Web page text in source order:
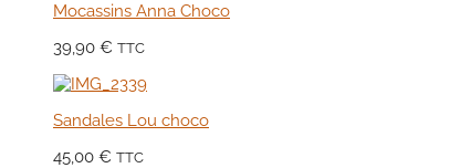
Mocassins Anna Choco
39,90 € TTC
Sandales Lou choco
45,00 € TTC